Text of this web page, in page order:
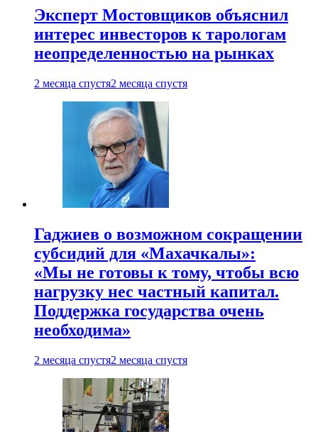
Эксперт Мостовщиков объяснил
интерес инвесторов к тарологам
неопределенностью на рынках
2 месяца спустя2 месяца спустя
Гаджиев о возможном сокращении
субсидий для «Махачкалы»:
«Мы не готовы к тому, чтобы всю
нагрузку нес частный капитал.
Поддержка государства очень
необходима»
2 месяца спустя2 месяца спустя